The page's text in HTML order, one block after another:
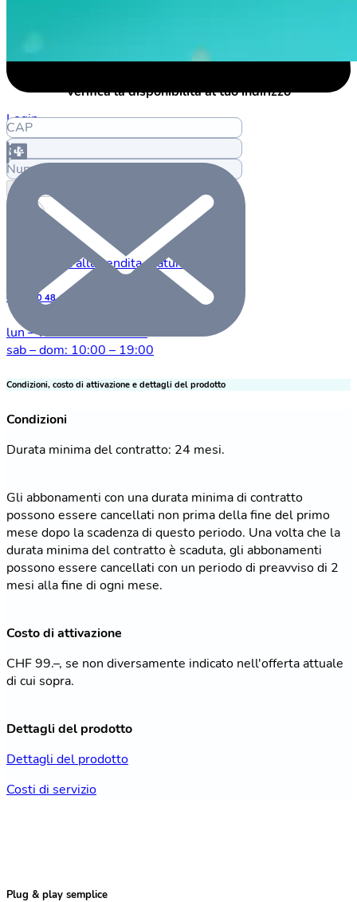
Login
Verifica la disponibilità al tuo indirizzo
CAP
Via
Numero
Consulenza alla vendita gratuita:
0800 00 48 48
lun – ven: 09:00 – 22:00
sab – dom: 10:00 – 19:00
Condizioni, costo di attivazione e dettagli del prodotto
Condizioni
Durata minima del contratto: 24 mesi.
Gli abbonamenti con una durata minima di contratto
possono essere cancellati non prima della fine del primo
mese dopo la scadenza di questo periodo. Una volta che la
durata minima del contratto è scaduta, gli abbonamenti
possono essere cancellati con un periodo di preavviso di 2
mesi alla fine di ogni mese.
Costo di attivazione
CHF 99.–, se non diversamente indicato nell'offerta attuale
di cui sopra.
Dettagli del prodotto
Dettagli del prodotto
Costi di servizio
Plug & play semplice